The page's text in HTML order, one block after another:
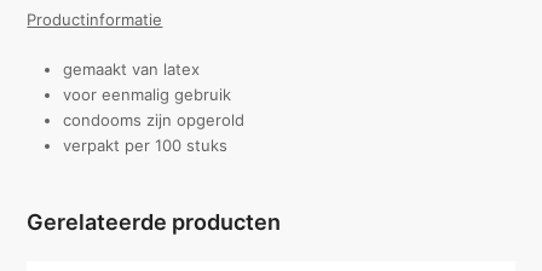
Productinformatie
gemaakt van latex
voor eenmalig gebruik
condooms zijn opgerold
verpakt per 100 stuks
Gerelateerde producten